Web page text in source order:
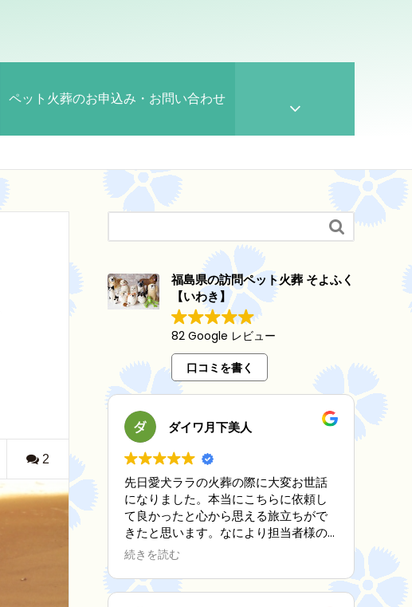
ペット火葬のお申込み・お問い合わせ
2

福島県の訪問ペット火葬 そよふく
【いわき】
82 Google レビュー
口コミを書く
ダイワ月下美人
先日愛犬ララの火葬の際に大変お世話
になりました。本当にこちらに依頼し
て良かったと心から思える旅立ちがで
きたと思います。なにより担当者様の
対応、優しさ、心遣い、全てに満足で
す。家にはもう一匹シニア犬がいます
がまたお願いする機会が無い事を願い
続きを読む